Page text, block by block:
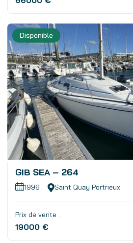
Disponible
GIB SEA – 264
1996 Saint Quay Portrieux
Prix de vente :
19000 €